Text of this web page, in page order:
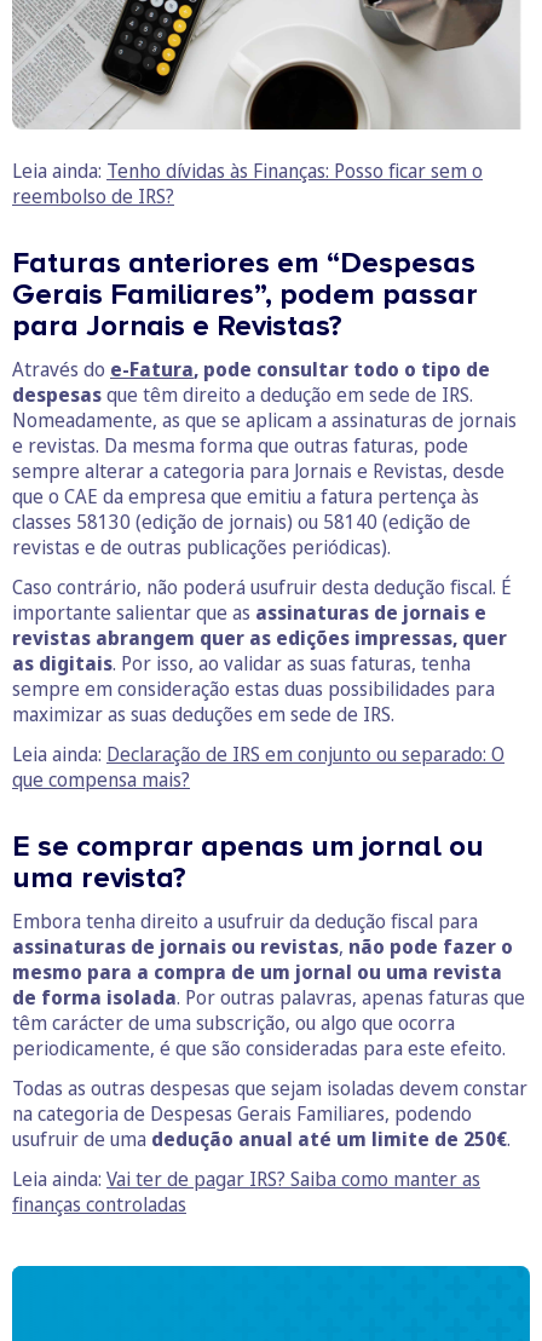
Leia ainda: Tenho dívidas às Finanças: Posso ficar sem o
reembolso de IRS?
Faturas anteriores em “Despesas
Gerais Familiares”, podem passar
para Jornais e Revistas?
Através do e-Fatura, pode consultar todo o tipo de
despesasque têm direito a dedução em sede de IRS.
Nomeadamente, as que se aplicam a assinaturas de jornais
e revistas. Da mesma forma que outras faturas, pode
sempre alterar a categoria para Jornais e Revistas, desde
que o CAE da empresa que emitiu a fatura pertença às
classes 58130 (edição de jornais) ou 58140 (edição de
revistas e de outras publicações periódicas).
Caso contrário, não poderá usufruir desta dedução fiscal. É
importante salientar que as assinaturas de jornais e
revistas abrangem quer as edições impressas, quer
as digitais. Por isso, ao validar as suas faturas, tenha
sempre em consideração estas duas possibilidades para
maximizar as suas deduções em sede de IRS.
Leia ainda: Declaração de IRS em conjunto ou separado: O
que compensa mais?
E se comprar apenas um jornal ou
uma revista?
Embora tenha direito a usufruir da dedução fiscal para
assinaturas de jornais ou revistas, não pode fazer o
mesmo para a compra de um jornal ou uma revista
de forma isolada. Por outras palavras, apenas faturas que
têm carácter de uma subscrição, ou algo que ocorra
periodicamente, é que são consideradas para este efeito.
Todas as outras despesas que sejam isoladas devem constar
na categoria de Despesas Gerais Familiares, podendo
usufruir de uma dedução anual até um limite de 250€.
Leia ainda: Vai ter de pagar IRS? Saiba como manter as
finanças controladas